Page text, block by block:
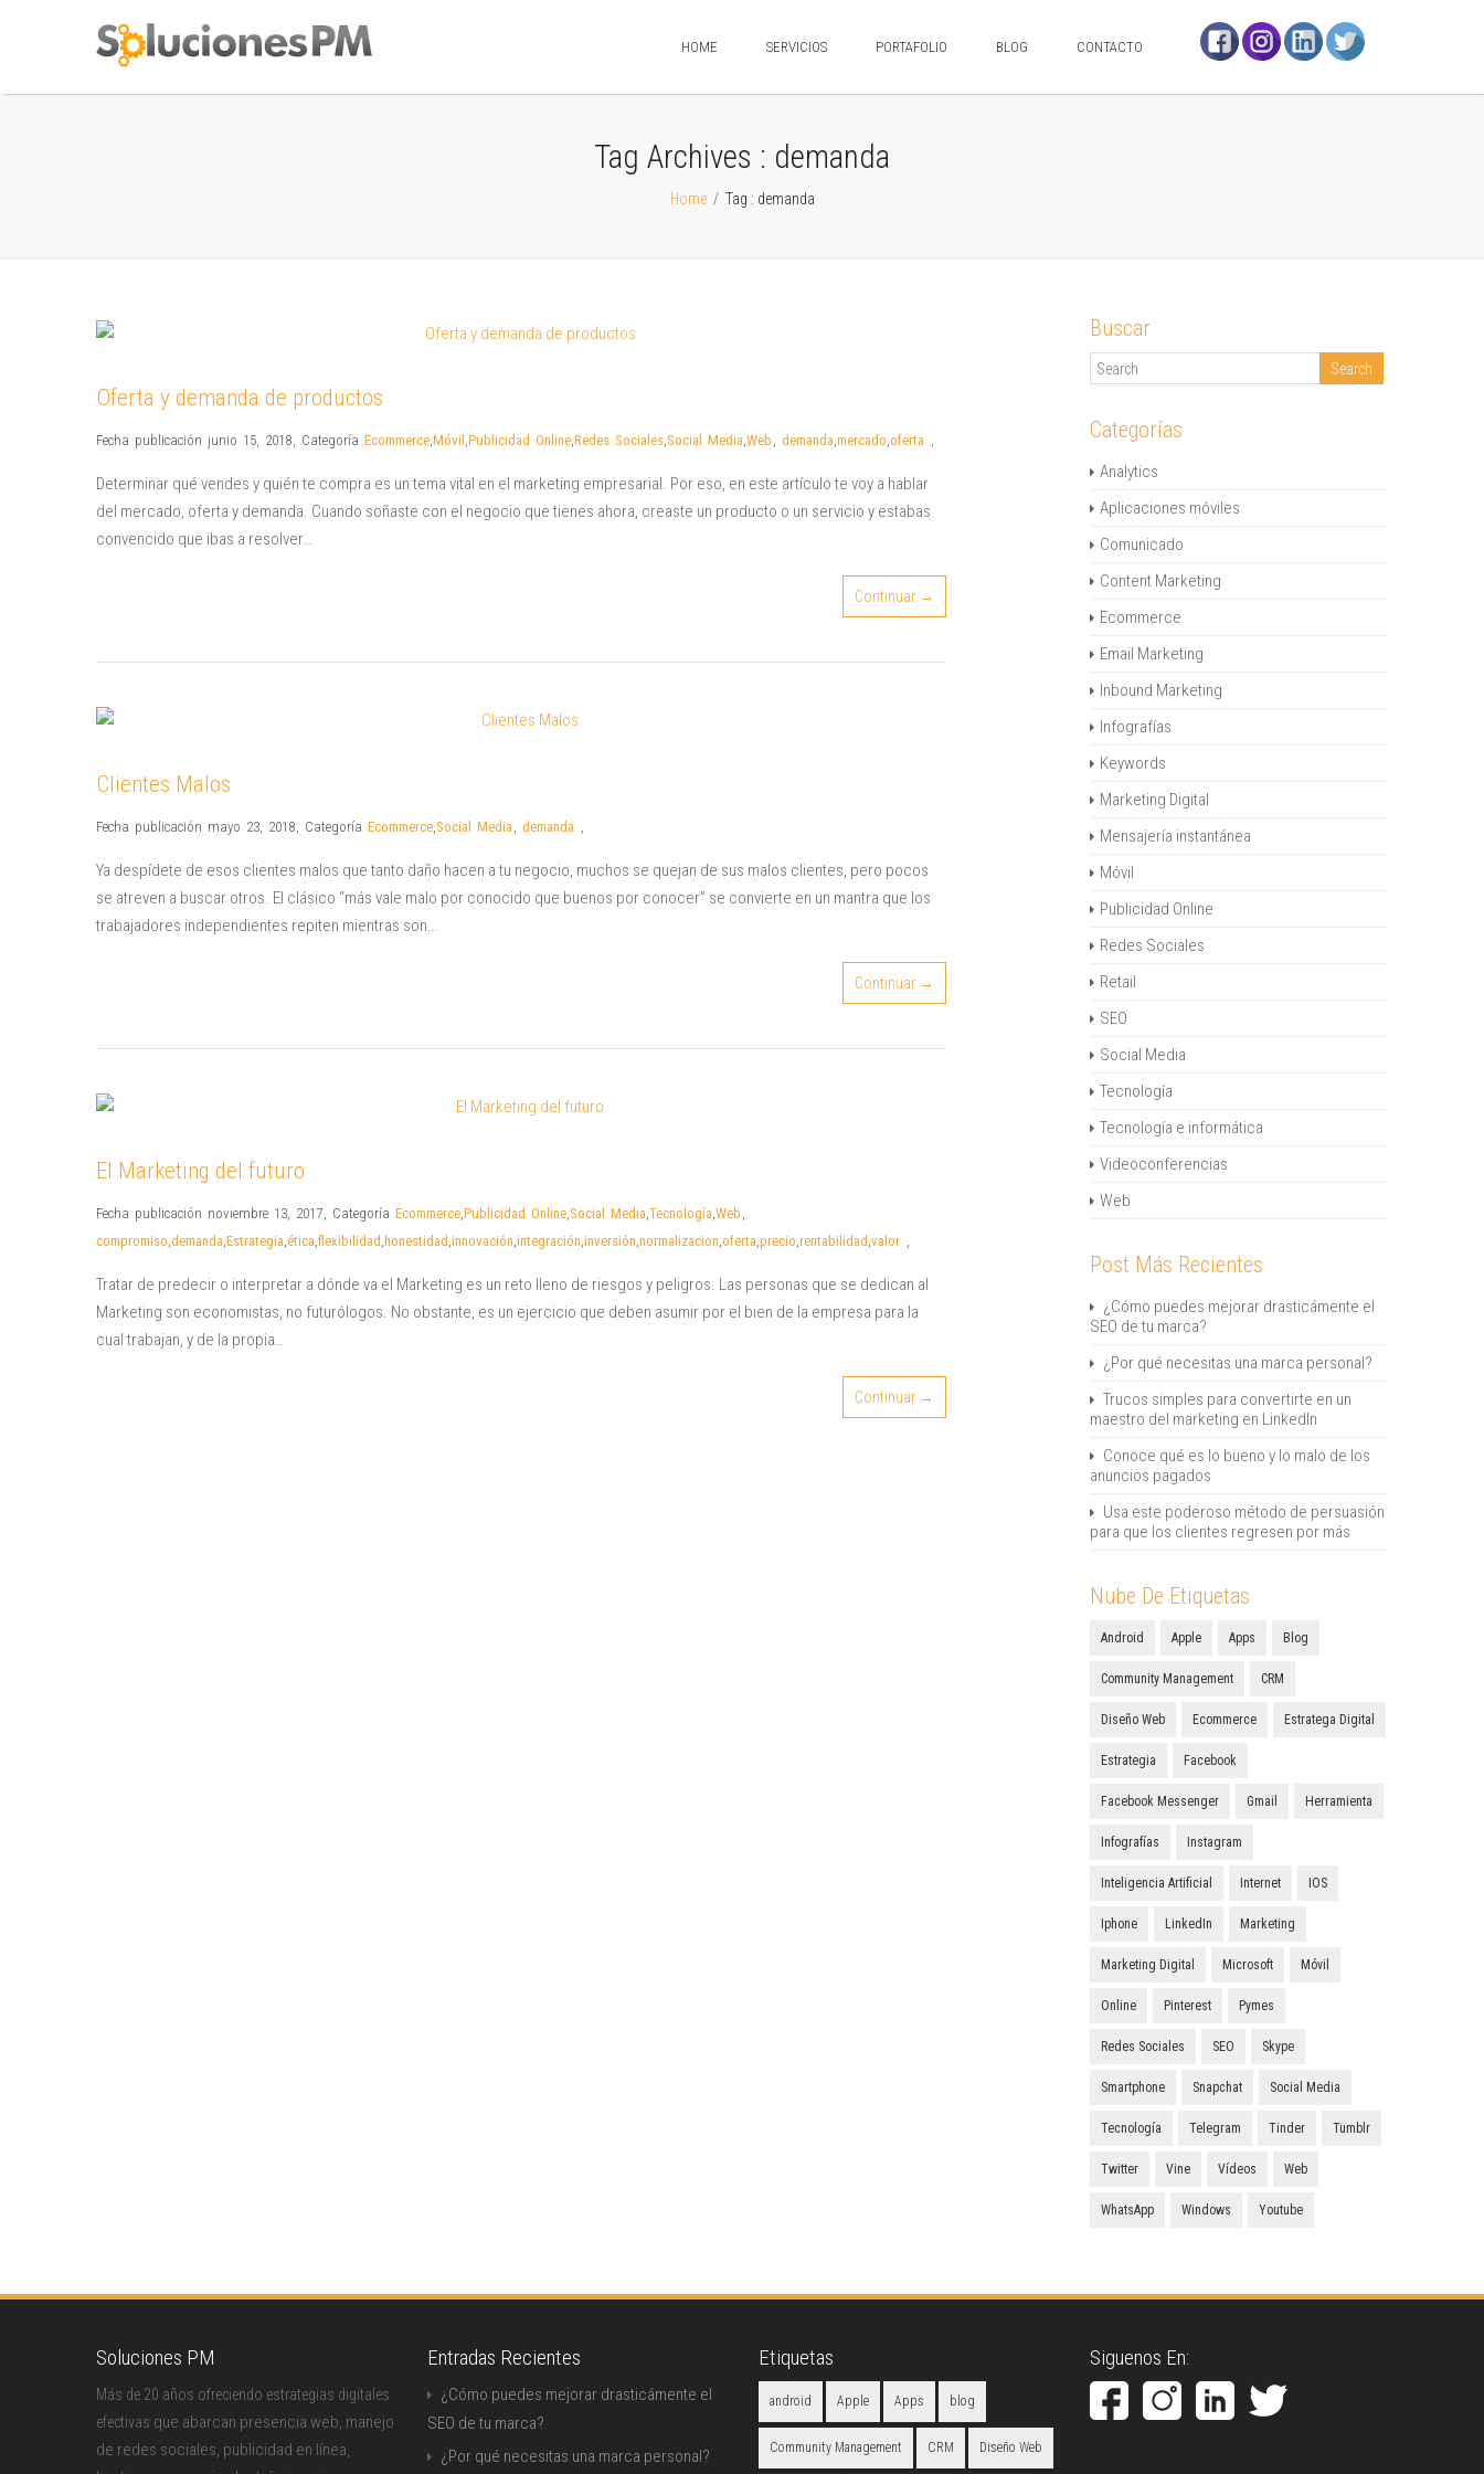
HOME SERVICIOS PORTAFOLIO BLOG CONTACTO
Tag Archives : demanda
Home / Tag : demanda
Oferta y demanda de productos
Fecha publicación junio 15, 2018, Categoría Ecommerce,Móvil ,Publicidad Online,Redes Sociales,Social Media,Web , demanda,mercado,oferta ,
Determinar qué vendes y quién te compra es un tema vital en el marketing empresarial. Por eso, en este artículo te voy a hablar
del mercado, oferta y demanda. Cuando soñaste con el negocio que tienes ahora, creaste un producto o un servicio y estabas
convencido que ibas a resolver…
Continuar →
Clientes Malos
Fecha publicación mayo 23, 2018, Categoría Ecommerce,Social Media , demanda ,
Ya despídete de esos clientes malos que tanto daño hacen a tu negocio, muchos se quejan de sus malos clientes, pero pocos
se atreven a buscar otros. El clásico “más vale malo por conocido que buenos por conocer” se convierte en un mantra que los
trabajadores independientes repiten mientras son…
Continuar →
El Marketing del futuro
Fecha publicación noviembre 13, 2017, Categoría Ecommerce,Publicidad Online,Social Media,Tecnología,Web ,
compromiso,demanda,Estrategia,ética,flexibilidad , honestidad ,innovación,integración,inversión,normalizacion,oferta,precio,rentabilidad ,valor ,
Tratar de predecir o interpretar a dónde va el Marketing es un reto lleno de riesgos y peligros. Las personas que se dedican al
Marketing son economistas, no futurólogos. No obstante, es un ejercicio que deben asumir por el bien de la empresa para la
cual trabajan, y de la propia…
Continuar →
Buscar
Categorías
Analytics
Aplicaciones móviles
Comunicado
Content Marketing
Ecommerce
Email Marketing
Inbound Marketing
Infografías
Keywords
Marketing Digital
Mensajería instantánea
Móvil
Publicidad Online
Redes Sociales
Retail
SEO
Social Media
Tecnología
Tecnología e informática
Videoconferencias
Web
Post Más Recientes
¿Cómo puedes mejorar drasticámente el
SEO de tu marca?
¿Por qué necesitas una marca personal?
Trucos simples para convertirte en un
maestro del marketing en LinkedIn
Conoce qué es lo bueno y lo malo de los
anuncios pagados
Usa este poderoso método de persuasión
para que los clientes regresen por más
Nube De Etiquetas
Android Apple Apps Blog
Community Management CRM
Diseño Web Ecommerce Estratega Digital
Estrategia Facebook
Facebook Messenger Gmail Herramienta
Infografías Instagram
Inteligencia Artificial Internet IOS
Iphone LinkedIn Marketing
Marketing Digital Microsoft Móvil
Online Pinterest Pymes
Redes Sociales SEO Skype
Smartphone Snapchat Social Media
Tecnología Telegram Tinder Tumblr
Twitter Vine Vídeos Web
WhatsApp Windows Youtube
Soluciones PM
Más de 20 años ofreciendo estrategias digitales
efectivas que abarcan presencia web, manejo
de redes sociales, publicidad en línea,
Entradas Recientes
¿Cómo puedes mejorar drasticámente el
SEO de tu marca?
¿Por qué necesitas una marca personal?
Etiquetas
android Apple Apps blog
Community Management CRM Diseño Web
Siguenos En: